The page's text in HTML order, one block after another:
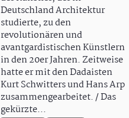
Deutschland Architektur
studierte, zu den
revolutionären und
avantgardistischen Künstlern
in den 20er Jahren. Zeitweise
hatte er mit den Dadaisten
Kurt Schwitters und Hans Arp
zusammengearbeitet. / Das
gekürzte…